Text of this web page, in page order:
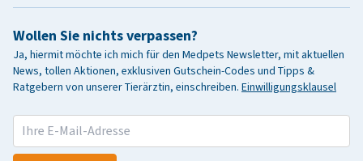
Wollen Sie nichts verpassen?
Ja, hiermit möchte ich mich für den Medpets Newsletter, mit aktuellen
News, tollen Aktionen, exklusiven Gutschein-Codes und Tipps &
Ratgebern von unserer Tierärztin, einschreiben. Einwilligungsklausel